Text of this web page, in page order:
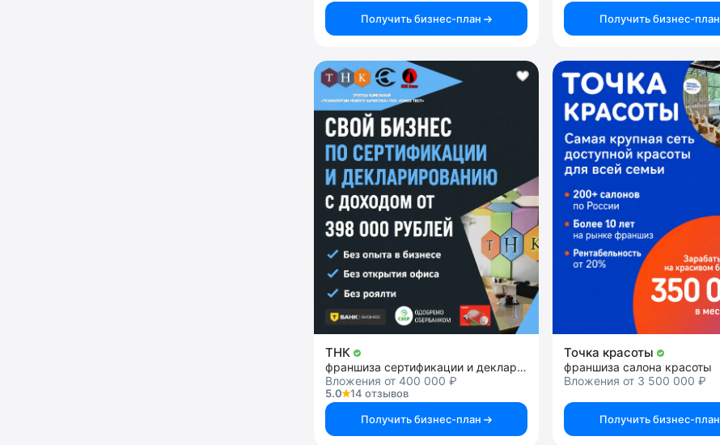
Получить бизнес-план
Получить бизнес-план
ТНК
франшиза сертификации и декларирования товаров, продукции и услуг
Вложения от 400 000 ₽
5.0
14 отзывов
Получить бизнес-план
Точка красоты
франшиза салона красоты
Вложения от 3 500 000 ₽
Получить бизнес-план